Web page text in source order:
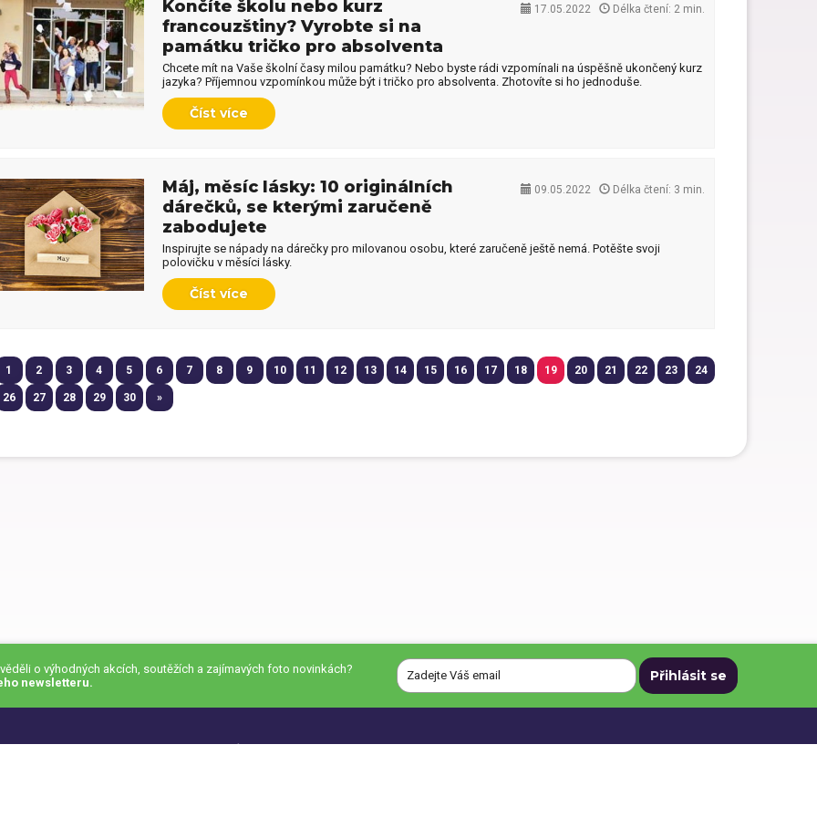
17.05.2022 Délka čtení: 2 min.
Končíte školu nebo kurz
francouzštiny? Vyrobte si na
památku tričko pro absolventa
Chcete mít na Vaše školní časy milou památku? Nebo byste rádi vzpomínali na úspěšně ukončený kurz
jazyka? Příjemnou vzpomínkou může být i tričko pro absolventa. Zhotovíte si ho jednoduše.
Číst více
09.05.2022 Délka čtení: 3 min.
Máj, měsíc lásky: 10 originálních
dárečků, se kterými zaručeně
zabodujete
Inspirujte se nápady na dárečky pro milovanou osobu, které zaručeně ještě nemá. Potěšte svoji
polovičku v měsíci lásky.
Číst více
1 2 3 4 5 6 7 8 9 10 11 12 13 14 15 16 17 18 19 20 21 22 23 24
26 27 28 29 30 »
o výhodných akcích, soutěžích a zajímavých foto novinkách?
newsletteru.
Cena dopravy| Ochrana osobních údajů (pdf)| Odstoupení od smlouvy| Nastavení cookies